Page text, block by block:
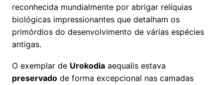
reconhecida mundialmente por abrigar relíquias
biológicas impressionantes que detalham os
primórdios do desenvolvimento de várias espécies
antigas.
O exemplar de Urokodia aequalis estava
preservado de forma excepcional nas camadas